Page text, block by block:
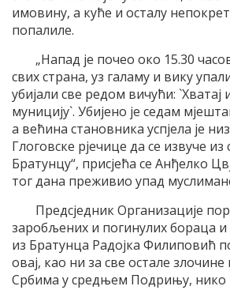
имовину, а куће и осталу
попалиле.
„Напад је почео око 15.30
свих страна, уз галаму и вику
убијали све редом вичући:
муницију`. Убијено је седам
а већина становника успјела је
Глоговске рјечице да се извуче из
Братунцу“, присјећа се Анђелко
тог дана преживио упад
Предсједник Организације
заробљених и погинулих бораца
из Братунца Радојка Филиповић
овај, као ни за све остале
Србима у средњем Подрињу, нико